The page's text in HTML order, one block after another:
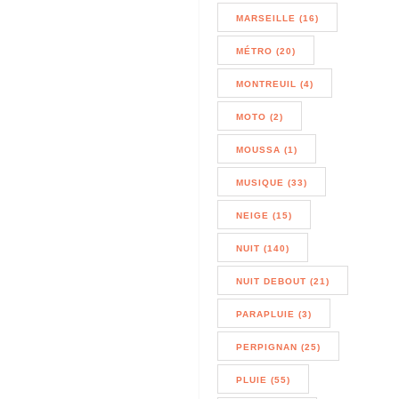
MARSEILLE (16)
MÉTRO (20)
MONTREUIL (4)
MOTO (2)
MOUSSA (1)
MUSIQUE (33)
NEIGE (15)
NUIT (140)
NUIT DEBOUT (21)
PARAPLUIE (3)
PERPIGNAN (25)
PLUIE (55)